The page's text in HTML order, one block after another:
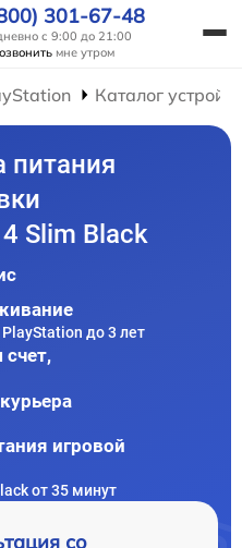
301-67-48
с 9:00 до 21:00
мне утром
Каталог
питания
Slim Black
до 3 лет
счет,
игровой
от 35 минут
со